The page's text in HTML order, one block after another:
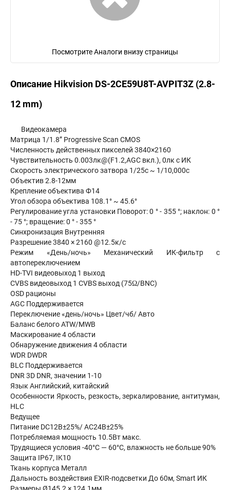
Посмотрите Аналоги внизу страницы
Описание Hikvision DS-2CE59U8T-AVPIT3Z (2.8-
12 mm)
Видеокамера
Матрица 1/1.8” Progressive Scan CMOS
Численность действенных пикселей 3840×2160
Чувствительность 0.003лк@(F1.2,AGC вкл.), 0лк с ИК
Скорость электрического затвора 1/25с ~ 1/10,000с
Объектив 2.8-12мм
Крепление объектива Ф14
Угол обзора объектива 108.1° ~ 45.6°
Регулирование угла установки Поворот: 0 ° - 355 °; наклон: 0 °
- 75 °; вращение: 0 ° - 355 °
Синхронизация Внутренняя
Разрешение 3840 × 2160 @12.5к/с
Режим «День/ночь» Механический ИК-фильтр с
автопереключением
HD-TVI видеовыход 1 выход
CVBS видеовыход 1 CVBS выход (75Ω/BNC)
OSD рационы
AGC Поддерживается
Переключение «день/ночь» Цвет/чб/ Авто
Баланс белого ATW/MWB
Маскирование 4 области
Обнаружение движения 4 области
WDR DWDR
BLC Поддерживается
DNR 3D DNR, значении 1-10
Язык Английский, китайский
Особенности Яркость, резкость, зеркалирование, антитуман,
HLC
Ведущее
Питание DC12В±25%/ AC24В±25%
Потребляемая мощность 10.5Вт макс.
Трудящиеся условия -40°С — 60°С, влажность не больше 90%
Защита IP67, IK10
Ткань корпуса Металл
Дальность воздействия EXIR-подсветки До 60м, Smart ИК